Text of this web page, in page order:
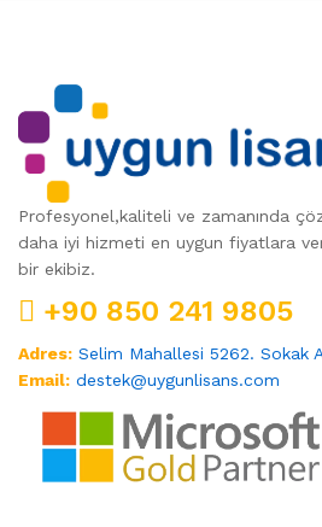
Profesyonel,kaliteli ve zamanında
daha iyi hizmeti en uygun fiyatlara
bir ekibiz.
+90 850 241 9805
Adres: Selim Mahallesi 5262. Sokak
Email: destek@uygunlisans.com